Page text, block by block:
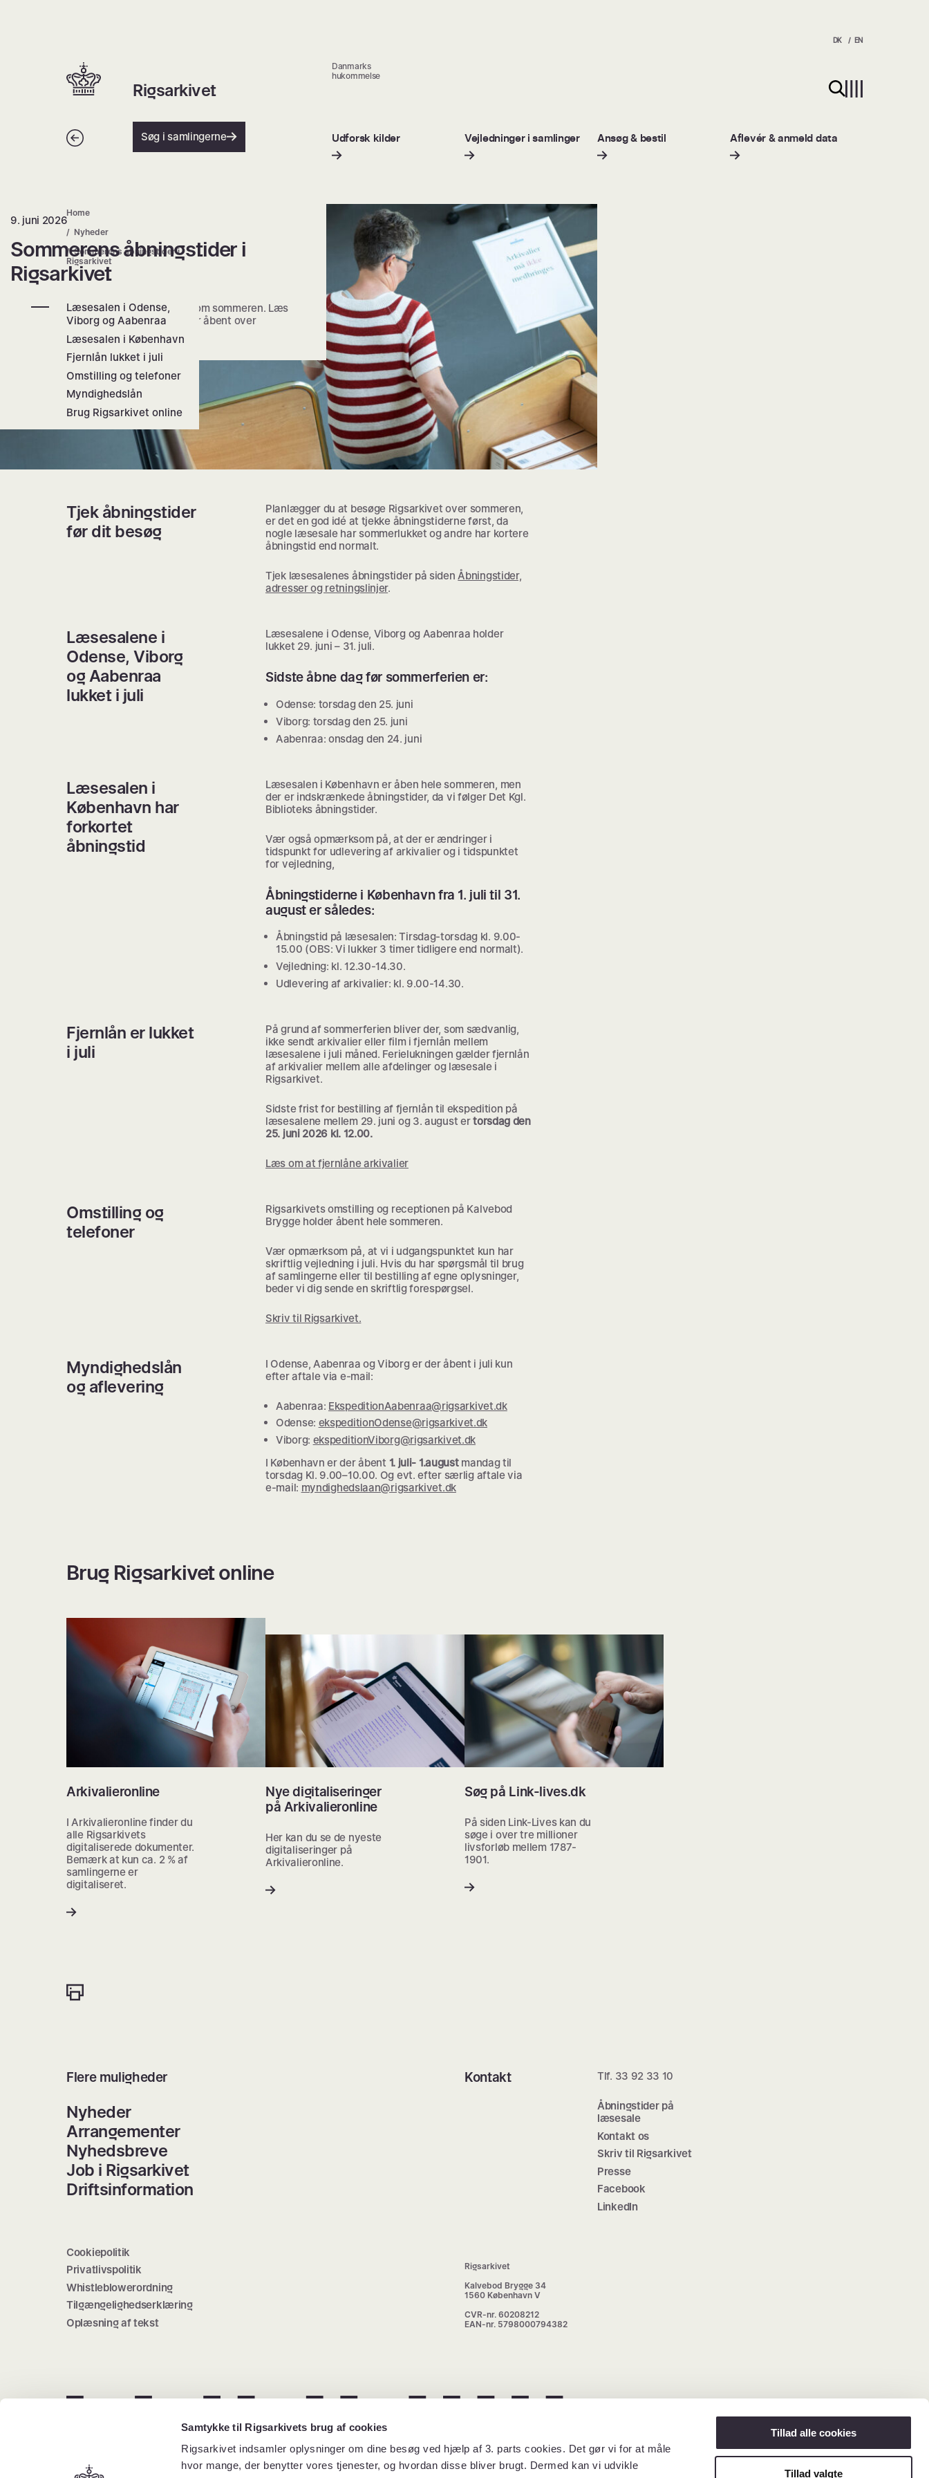
Samtykke til Rigsarkivets brug af cookies
Rigsarkivet indsamler oplysninger om dine besøg ved hjælp af 3. parts cookies. Det gør vi for at måle
hvor mange, der benytter vores tjenester, og hvordan disse bliver brugt. Dermed kan vi udvikle
Tillad alle cookies
Tillad valgte
DK EN
Hjem | Home
Rigsarkivet
Danmarks
hukommelse
Søg på hjemmesiden
Tilbage Søg i samlingerne Udforsk kilder Vejledninger i samlinger Ansøg & bestil Aflevér & anmeld data
Home
Nyheder
Sommerens åbningstider i
Rigsarkivet
Læsesalen i Odense,
Viborg og Aabenraa
Læsesalen i København
Fjernlån lukket i juli
Omstilling og telefoner
Myndighedslån
Brug Rigsarkivet online
Sommerens åbningstider i Rigsarkivet
9. juni 2026
Sommerens åbningstider i
Rigsarkivet
Rigsarkivet har ændrede åbningstider om sommeren. Læs
om hvordan læsesale og fjernlån holder åbent over
sommeren 2026 her.
Tjek åbningstider
før dit besøg
Planlægger du at besøge Rigsarkivet over sommeren,
er det en god idé at tjekke åbningstiderne først, da
nogle læsesale har sommerlukket og andre har kortere
åbningstid end normalt.
Tjek læsesalenes åbningstider på sidenÅbningstider,
adresser og retningslinjer.
Læsesalene i
Odense, Viborg
og Aabenraa
lukket i juli
Læsesalene i Odense, Viborg og Aabenraa holder
lukket 29. juni – 31. juli.
Sidste åbne dag før sommerferien er:
Odense: torsdag den 25. juni
Viborg: torsdag den 25. juni
Aabenraa: onsdag den 24. juni
Læsesalen i
København har
forkortet
åbningstid
Læsesalen i København er åben hele sommeren, men
der er indskrænkede åbningstider, da vi følger Det Kgl.
Biblioteks åbningstider.
Vær også opmærksom på, at der er ændringer i
tidspunkt for udlevering af arkivalier og i tidspunktet
for vejledning,
Åbningstiderne i København fra 1. juli til 31.
august er således:
Åbningstid på læsesalen: Tirsdag-torsdag kl. 9.00-
15.00 (OBS: Vi lukker 3 timer tidligere end normalt).
Vejledning: kl. 12.30-14.30.
Udlevering af arkivalier: kl. 9.00-14.30.
Fjernlån er lukket
i juli
På grund af sommerferien bliver der, som sædvanlig,
ikke sendt arkivalier eller film i fjernlån mellem
læsesalene i juli måned. Ferielukningen gælder fjernlån
af arkivalier mellem alle afdelinger og læsesale i
Rigsarkivet.
Sidste frist for bestilling af fjernlån til ekspedition på
læsesalene mellem 29. juni og 3. august ertorsdag den
25. juni 2026 kl. 12.00.
Læs om at fjernlåne arkivalier
Omstilling og
telefoner
Rigsarkivets omstilling og receptionen på Kalvebod
Brygge holder åbent hele sommeren.
Vær opmærksom på, at vi i udgangspunktet kun har
skriftlig vejledning i juli. Hvis du har spørgsmål til brug
af samlingerne eller til bestilling af egne oplysninger,
beder vi dig sende en skriftlig forespørgsel.
Skriv til Rigsarkivet.
Myndighedslån
og aflevering
I Odense, Aabenraa og Viborg er der åbent i juli kun
efter aftale via e-mail:
Aabenraa: EkspeditionAabenraa@rigsarkivet.dk
Odense: ekspeditionOdense@rigsarkivet.dk
Viborg: ekspeditionViborg@rigsarkivet.dk
I København er der åbent 1. juli- 1.augustmandag til
torsdag Kl. 9.00–10.00. Og evt. efter særlig aftale via
e-mail: myndighedslaan@rigsarkivet.dk
Brug Rigsarkivet online
Arkivalieronline
I Arkivalieronline finder du
alle Rigsarkivets
digitaliserede dokumenter.
Bemærk at kun ca. 2 % af
samlingerne er
digitaliseret.
Nye digitaliseringer
på Arkivalieronline
Her kan du se de nyeste
digitaliseringer på
Arkivalieronline.
Søg på Link-lives.dk
På siden Link-Lives kan du
søge i over tre millioner
livsforløb mellem 1787-
1901.
Flere muligheder
Nyheder
Arrangementer
Nyhedsbreve
Job i Rigsarkivet
Driftsinformation
Kontakt Tlf. 33 92 33 10
Åbningstider på
læsesale
Kontakt os
Skriv til Rigsarkivet
Presse
Facebook
LinkedIn
Cookiepolitik
Privatlivspolitik
Whistleblowerordning
Tilgængelighedserklæring
Oplæsning af tekst
Rigsarkivet
Kalvebod Brygge 34
1560 København V
CVR-nr. 60208212
EAN-nr. 5798000794382